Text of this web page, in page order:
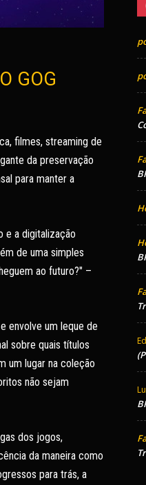
GOG
filmes, streaming de
da preservação
para manter a
e a digitalização
de uma simples
ao futuro?" –
envolve um leque de
sobre quais títulos
um lugar na coleção
não sejam
dos jogos,
da maneira como
para trás, a